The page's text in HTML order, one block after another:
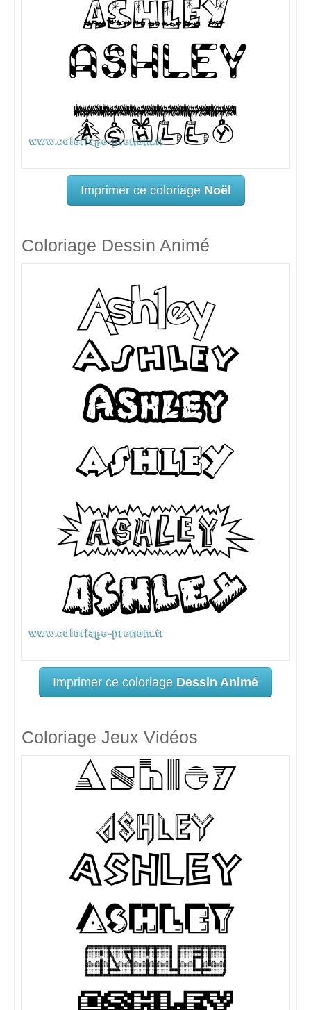
Imprimer ce coloriage Noël
Coloriage Dessin Animé
Imprimer ce coloriage Dessin Animé
Coloriage Jeux Vidéos